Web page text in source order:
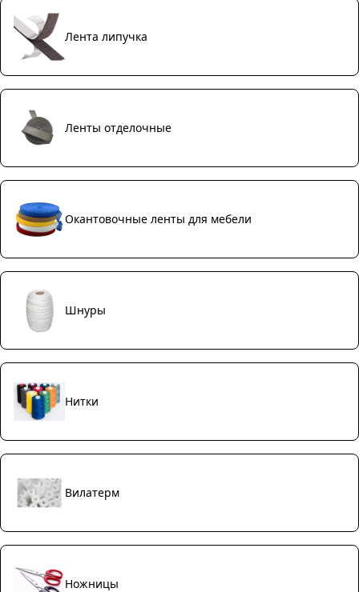
Лента липучка
Ленты отделочные
Окантовочные ленты для мебели
Шнуры
Нитки
Вилатерм
Ножницы